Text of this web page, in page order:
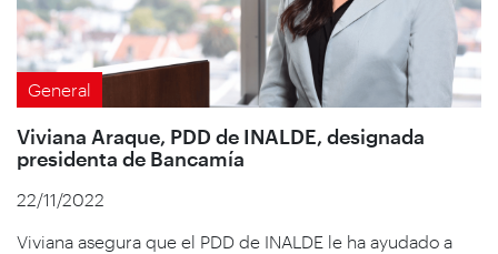
General
Viviana Araque, PDD de INALDE, designada
presidenta de Bancamía
22/11/2022
Viviana asegura que el PDD de INALDE le ha ayudado a